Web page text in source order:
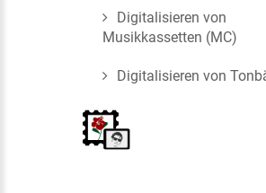
Digitalisieren von
Musikkassetten (MC)
Digitalisieren von